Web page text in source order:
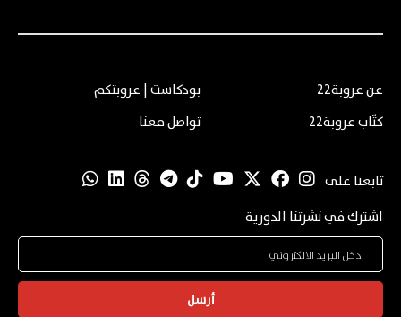
عن عروبة22
كتّاب عروبة22
بودكاست | عروبتكم
تواصل معنا
تابعنا على
اشترك في نشرتنا الدورية
أرسل